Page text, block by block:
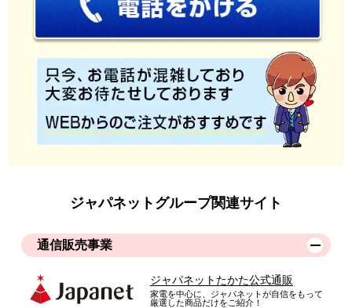
ジャパネットグループ関連サイト
通信販売事業
ジャパネットたかた公式通販
家電を中心に、ジャパネットが自信をもって
厳選した商品だけをご紹介！